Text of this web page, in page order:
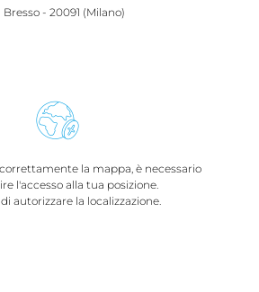
Bresso - 20091 (Milano)
la mappa, è necessario
l'accesso alla tua posizione.
autorizzare la localizzazione.